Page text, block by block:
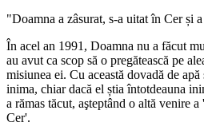
"Doamna a zâsurat, s-a uitat în Cer și
În acel an 1991, Doamna nu a făcut
au avut ca scop să o pregătească pe
misiunea ei. Cu această dovadă de
inima, chiar dacă el știa întotdeauna
a rămas tăcut, aşteptând o altă venire
Cer'.